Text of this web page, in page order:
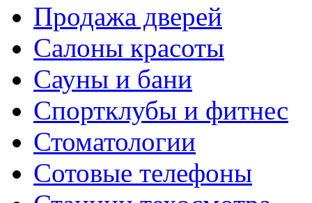
Продажа дверей
Салоны красоты
Сауны и бани
Спортклубы и фитнес
Стоматологии
Сотовые телефоны